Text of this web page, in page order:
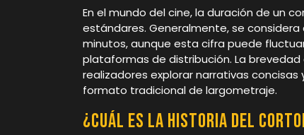
En el mundo del cine, la duración de un
estándares. Generalmente, se
minutos, aunque esta cifra puede
plataformas de distribución. La
realizadores explorar narrativas
formato tradicional de largometraje.
¿Cuál es la historia del